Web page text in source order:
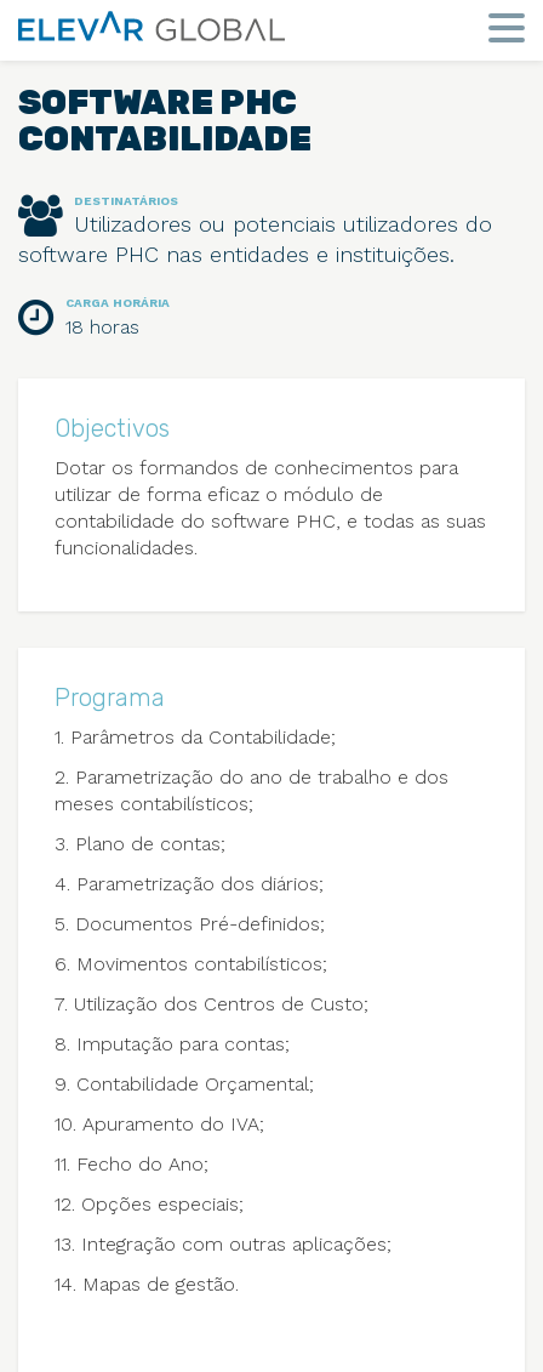
Elevar
Global
Mude
a
perspetiva
SOFTWARE PHC
CONTABILIDADE
DESTINATÁRIOS
Utilizadores ou potenciais utilizadores do
software PHC nas entidades e instituições.
CARGA HORÁRIA
18 horas
Objectivos
Dotar os formandos de conhecimentos para
utilizar de forma eficaz o módulo de
contabilidade do software PHC, e todas as suas
funcionalidades.
Programa
1. Parâmetros da Contabilidade;
2. Parametrização do ano de trabalho e dos
meses contabilísticos;
3. Plano de contas;
4. Parametrização dos diários;
5. Documentos Pré-definidos;
6. Movimentos contabilísticos;
7. Utilização dos Centros de Custo;
8. Imputação para contas;
9. Contabilidade Orçamental;
10. Apuramento do IVA;
11. Fecho do Ano;
12. Opções especiais;
13. Integração com outras aplicações;
14. Mapas de gestão.